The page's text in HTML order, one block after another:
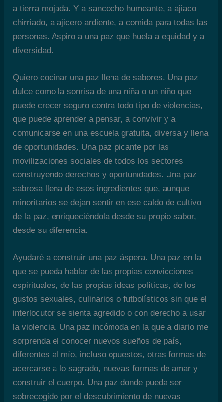
a tierra mojada. Y a sancocho humeante, a ajiaco
chirriado, a ajicero ardiente, a comida para todas las
personas. Aspiro a una paz que huela a equidad y a
diversidad.
Quiero cocinar una paz llena de sabores. Una paz
dulce como la sonrisa de una niña o un niño que
puede crecer seguro contra todo tipo de violencias,
que puede aprender a pensar, a convivir y a
comunicarse en una escuela gratuita, diversa y llena
de oportunidades. Una paz picante por las
movilizaciones sociales de todos los sectores
construyendo derechos y oportunidades. Una paz
sabrosa llena de esos ingredientes que, aunque
minoritarios se dejan sentir en ese caldo de cultivo
de la paz, enriqueciéndola desde su propio sabor,
desde su diferencia.
Ayudaré a construir una paz áspera. Una paz en la
que se pueda hablar de las propias convicciones
espirituales, de las propias ideas políticas, de los
gustos sexuales, culinarios o futbolísticos sin que el
interlocutor se sienta agredido o con derecho a usar
la violencia. Una paz incómoda en la que a diario me
sorprenda el conocer nuevos sueños de país,
diferentes al mío, incluso opuestos, otras formas de
acercarse a lo sagrado, nuevas formas de amar y
construir el cuerpo. Una paz donde pueda ser
sobrecogido por el descubrimiento de nuevas